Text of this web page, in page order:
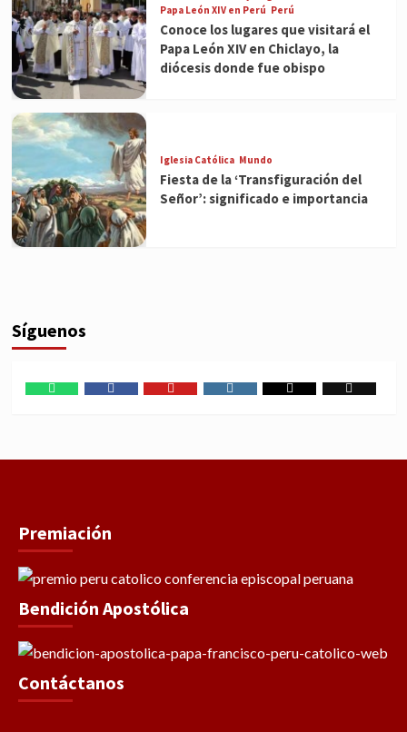
Papa León XIV en Perú Perú
Conoce los lugares que visitará el
Papa León XIV en Chiclayo, la
diócesis donde fue obispo
Iglesia Católica Mundo
Fiesta de la ‘Transfiguración del
Señor’: significado e importancia
Síguenos
Premiación
Bendición Apostólica
Contáctanos